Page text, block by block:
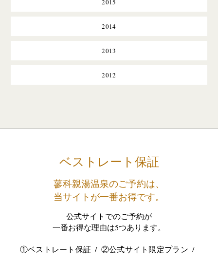
2014
2013
2012
ベストレート保証
蓼科親湯温泉のご予約は、
当サイトが一番お得です。
公式サイトでのご予約が
一番お得な理由は5つあります。
①ベストレート保証
②公式サイト限定プラン